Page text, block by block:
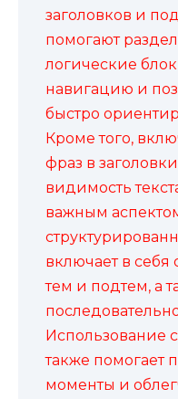
заголовков и
помогают
логические
навигацию и
быстро
Кроме того,
фраз в
видимость
важным
включает в
тем и подтем, а
Использование
также помогает
моменты и